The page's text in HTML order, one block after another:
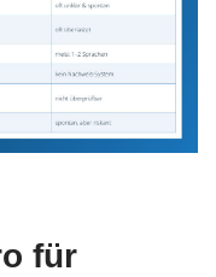
für